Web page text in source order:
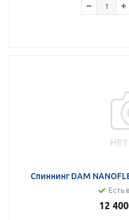
Спиннинг DAM
Есть
12